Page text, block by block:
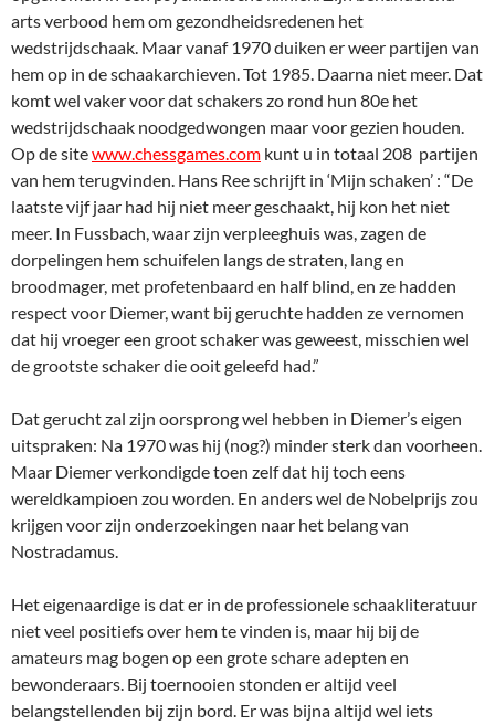
arts verbood hem om gezondheidsredenen het
wedstrijdschaak. Maar vanaf 1970 duiken er weer partijen van
hem op in de schaakarchieven. Tot 1985. Daarna niet meer. Dat
komt wel vaker voor dat schakers zo rond hun 80e het
wedstrijdschaak noodgedwongen maar voor gezien houden.
Op de sitewww.chessgames.com kunt u in totaal 208 partijen
van hem terugvinden. Hans Ree schrijft in ‘Mijn schaken’ : “De
laatste vijf jaar had hij niet meer geschaakt, hij kon het niet
meer. In Fussbach, waar zijn verpleeghuis was, zagen de
dorpelingen hem schuifelen langs de straten, lang en
broodmager, met profetenbaard en half blind, en ze hadden
respect voor Diemer, want bij geruchte hadden ze vernomen
dat hij vroeger een groot schaker was geweest, misschien wel
de grootste schaker die ooit geleefd had.”
Dat gerucht zal zijn oorsprong wel hebben in Diemer’s eigen
uitspraken: Na 1970 was hij (nog?) minder sterk dan voorheen.
Maar Diemer verkondigde toen zelf dat hij toch eens
wereldkampioen zou worden. En anders wel de Nobelprijs zou
krijgen voor zijn onderzoekingen naar het belang van
Nostradamus.
Het eigenaardige is dat er in de professionele schaakliteratuur
niet veel positiefs over hem te vinden is, maar hij bij de
amateurs mag bogen op een grote schare adepten en
bewonderaars. Bij toernooien stonden er altijd veel
belangstellenden bij zijn bord. Er was bijna altijd wel iets